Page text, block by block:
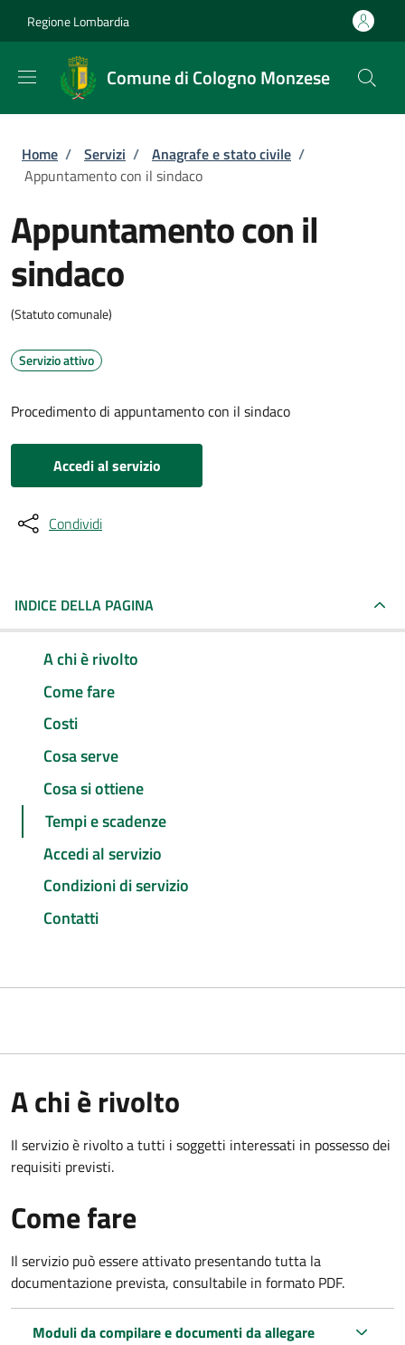
Regione Lombardia
Comune di Cologno Monzese
Briciole di pane
Home / Servizi / Anagrafe e stato civile /
Appuntamento con il sindaco
Appuntamento con il
sindaco
(Statuto comunale)
Servizio attivo
Procedimento di appuntamento con il sindaco
Accedi al servizio
Condividi
INDICE DELLA PAGINA
A chi è rivolto
Come fare
Costi
Cosa serve
Cosa si ottiene
Tempi e scadenze
Accedi al servizio
Condizioni di servizio
Contatti
A chi è rivolto
Il servizio è rivolto a tutti i soggetti interessati in possesso dei
requisiti previsti.
Come fare
Il servizio può essere attivato presentando tutta la
documentazione prevista, consultabile in formato PDF.
Moduli da compilare e documenti da allegare